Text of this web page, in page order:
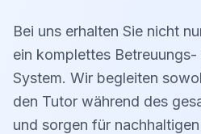
Bei uns erhalten Sie nicht
ein komplettes
System. Wir begleiten
den Tutor während des
und sorgen für